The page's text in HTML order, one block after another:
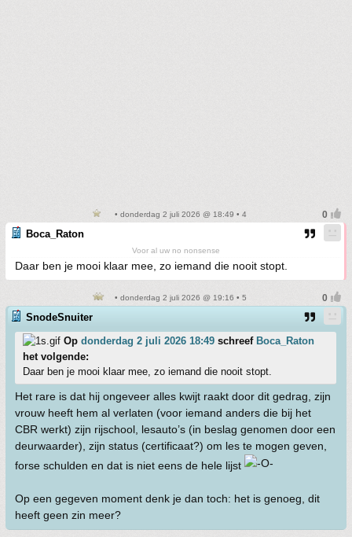
• donderdag 2 juli 2026 @ 18:49 • 4
Boca_Raton
Voor al uw no nonsense
Daar ben je mooi klaar mee, zo iemand die nooit stopt.
• donderdag 2 juli 2026 @ 19:16 • 5
SnodeSnuiter
Op donderdag 2 juli 2026 18:49 schreef Boca_Raton
het volgende:
Daar ben je mooi klaar mee, zo iemand die nooit stopt.
Het rare is dat hij ongeveer alles kwijt raakt door dit gedrag, zijn
vrouw heeft hem al verlaten (voor iemand anders die bij het
CBR werkt) zijn rijschool, lesauto’s (in beslag genomen door een
deurwaarder), zijn status (certificaat?) om les te mogen geven,
forse schulden en dat is niet eens de hele lijst
Op een gegeven moment denk je dan toch: het is genoeg, dit
heeft geen zin meer?